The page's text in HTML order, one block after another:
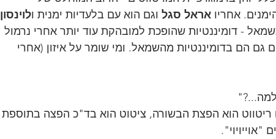
אחריו אראל סגל וגם הוא עם בלעדיות ימנית ולוינסון
- דומיננטיות שהופכת למובהקת עוד יותר אחרי נרמול
גם הם בדומיננטיות מהשמאל. ומי שומר על איזון (אחרי
ריטווט הוא הפצת הבשורה, ציטוט הוא בד"כ הפצה בתוספת